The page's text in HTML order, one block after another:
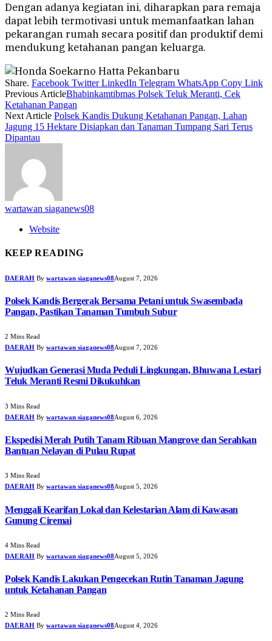
Dengan adanya kegiatan ini, diharapkan para remaja
dapat lebih termotivasi untuk memanfaatkan lahan
pekarangan rumah secara positif dan produktif demi
mendukung ketahanan pangan keluarga.
Share. Facebook Twitter LinkedIn Telegram WhatsApp Copy Link
Previous ArticleBhabinkamtibmas Polsek Teluk Meranti, Cek
Ketahanan Pangan
Next Article Polsek Kandis Dukung Ketahanan Pangan, Lahan
Jagung 15 Hektare Disiapkan dan Tanaman Tumpang Sari Terus
Dipantau
wartawan siaganews08
Website
KEEP READING
DAERAH By wartawan siaganews08August 7, 2026
Polsek Kandis Bergerak Bersama Petani untuk Swasembada
Pangan, Pastikan Tanaman Tumbuh Subur
2 Mins Read
DAERAH By wartawan siaganews08August 7, 2026
Wujudkan Generasi Muda Peduli Lingkungan, Bhuwana Lestari
Teluk Meranti Resmi Dikukuhkan
3 Mins Read
DAERAH By wartawan siaganews08August 6, 2026
Ekspedisi Merah Putih Tanam Ribuan Mangrove dan Serahkan
Bantuan Nelayan di Pulau Rupat
3 Mins Read
DAERAH By wartawan siaganews08August 5, 2026
Menggali Kearifan Lokal dan Kelestarian Alam di Kawasan
Gunung Ciremai
4 Mins Read
DAERAH By wartawan siaganews08August 5, 2026
Polsek Kandis Lakukan Pengecekan Rutin Tanaman Jagung
untuk Ketahanan Pangan
2 Mins Read
DAERAH By wartawan siaganews08August 4, 2026